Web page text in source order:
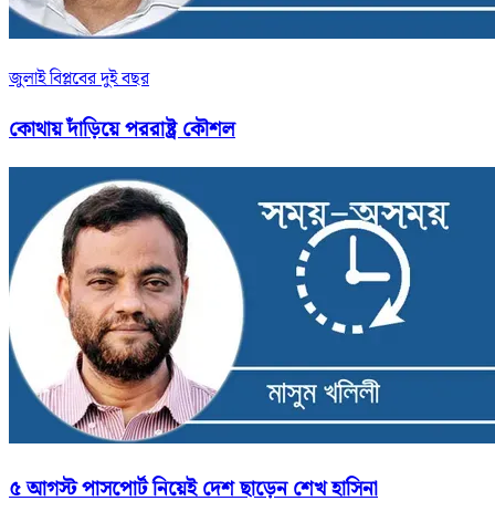
জুলাই বিপ্লবের দুই বছর
কোথায় দাঁড়িয়ে পররাষ্ট্র কৌশল
৫ আগস্ট পাসপোর্ট নিয়েই দেশ ছাড়েন শেখ হাসিনা